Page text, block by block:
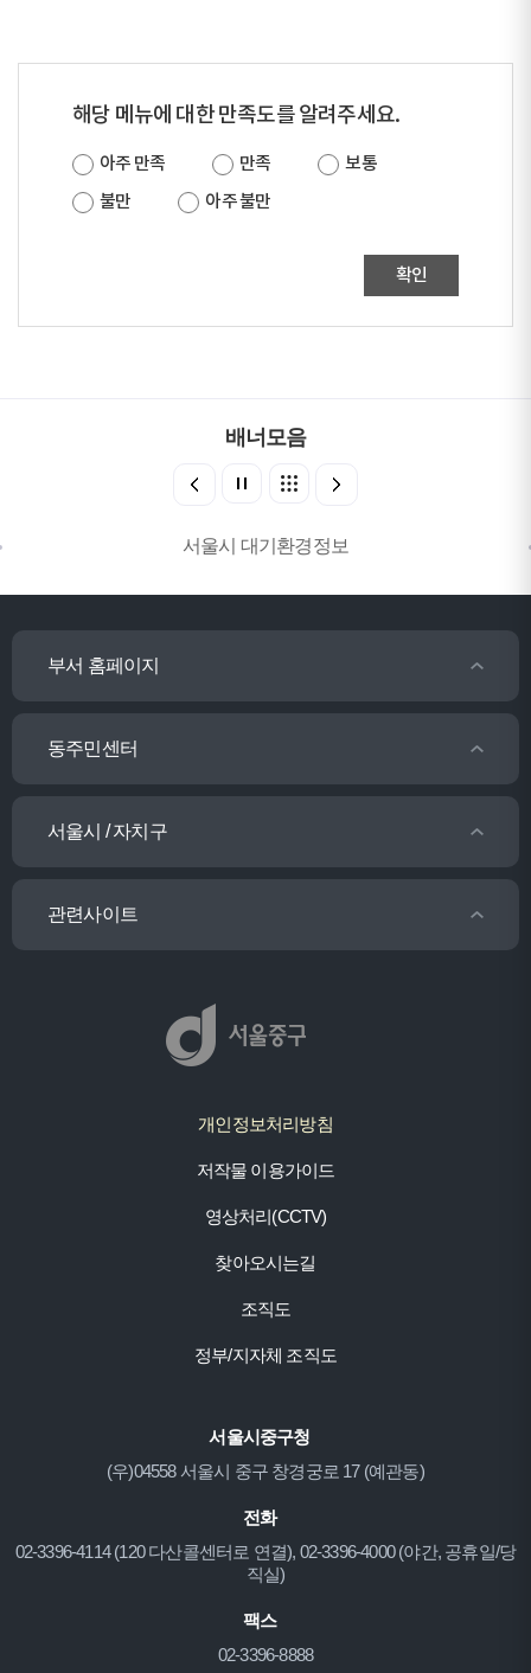
해당 메뉴에 대한 만족도를 알려주세요.
아주 만족 만족
보통
불만
아주 불만
확인
배너모음
서울시 대기환경정보
부서 홈페이지
동주민센터
서울시 / 자치구
관련사이트
개인정보처리방침
저작물 이용가이드
영상처리(CCTV)
찾아오시는길
조직도
정부/지자체 조직도
서울시중구청
(우)04558 서울시 중구 창경궁로 17 (예관동)
전화
02-3396-4114 (120 다산콜센터로 연결), 02-3396-4000 (야간, 공휴일/당
직실)
팩스
02-3396-8888